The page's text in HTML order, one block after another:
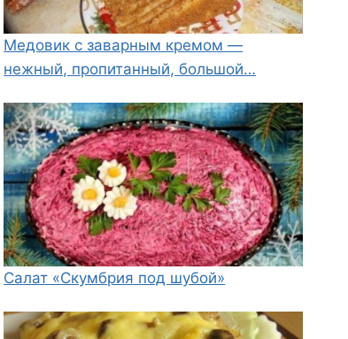
Медовик с заварным кремом —
нежный, пропитанный, большой…
Салат «Скумбрия под шубой»